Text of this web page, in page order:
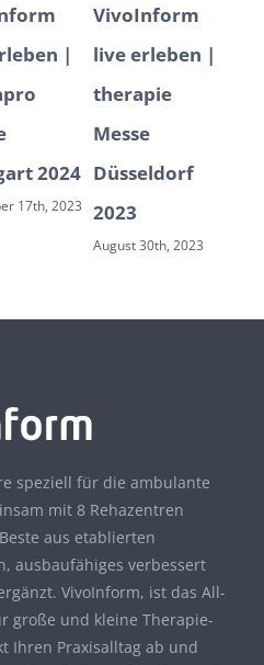
|
VivoInform
live erleben |
32. DRV Reha-
Kolloquium
2023
Februar 1st, 2023
speziell für die ambulante
mit 8 Rehazentren
aus etablierten
ausbaufähiges verbessert
VivoInform, ist das All-
große und kleine Therapie-
Ihren Praxisalltag ab und